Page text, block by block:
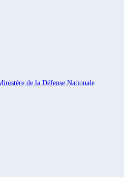
de la Défense Nationale